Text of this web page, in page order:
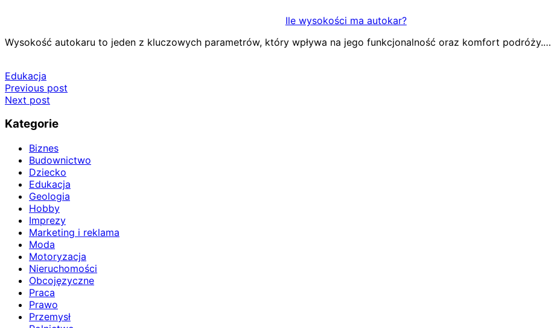
Ile wysokości ma autokar?
Wysokość autokaru to jeden z kluczowych parametrów, który wpływa na jego funkcjonalność oraz komfort podróży.…
Edukacja
Nawigacja
wpisu
Previous post
Next post
Kategorie
Biznes
Budownictwo
Dziecko
Edukacja
Geologia
Hobby
Imprezy
Marketing i reklama
Moda
Motoryzacja
Nieruchomości
Obcojęzyczne
Praca
Prawo
Przemysł